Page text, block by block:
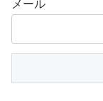
メール